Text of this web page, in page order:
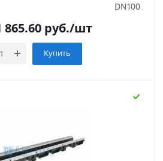
DN100
865.60руб./шт
Купить